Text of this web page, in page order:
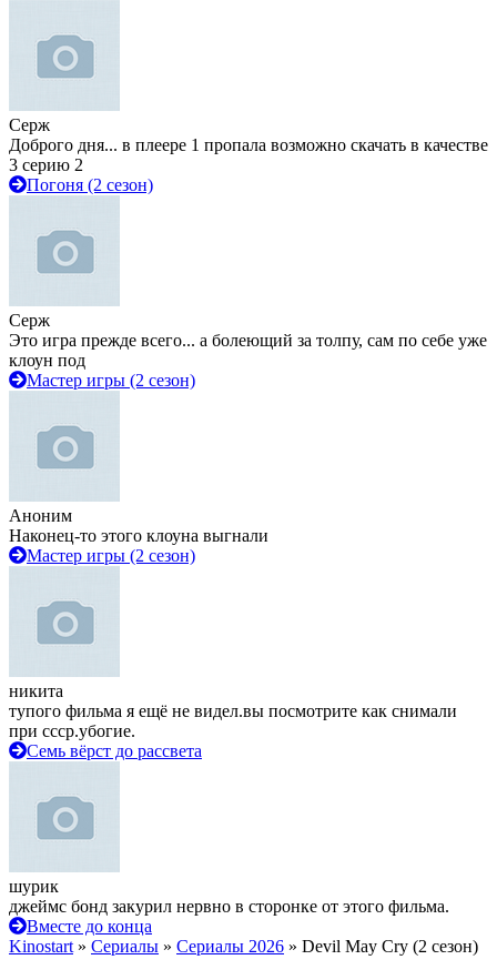
Серж
Доброго дня... в плеере 1 пропала возможно скачать в качестве
3 серию 2
Погоня (2 сезон)
Серж
Это игра прежде всего... а болеющий за толпу, сам по себе уже
клоун под
Мастер игры (2 сезон)
Аноним
Наконец-то этого клоуна выгнали
Мастер игры (2 сезон)
никита
тупого фильма я ещё не видел.вы посмотрите как снимали
при ссср.убогие.
Семь вёрст до рассвета
шурик
джеймс бонд закурил нервно в сторонке от этого фильма.
Вместе до конца
Kinostart » Сериалы » Сериалы 2026 » Devil May Cry (2 сезон)